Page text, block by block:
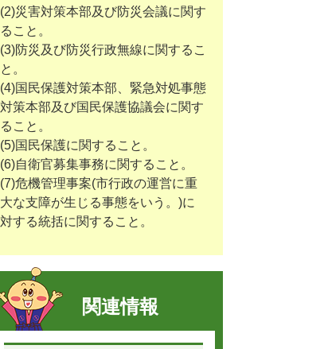
(2)災害対策本部及び防災会議に関す
ること。
(3)防災及び防災行政無線に関するこ
と。
(4)国民保護対策本部、緊急対処事態
対策本部及び国民保護協議会に関す
ること。
(5)国民保護に関すること。
(6)自衛官募集事務に関すること。
(7)危機管理事案(市行政の運営に重
大な支障が生じる事態をいう。)に
対する統括に関すること。
関連情報